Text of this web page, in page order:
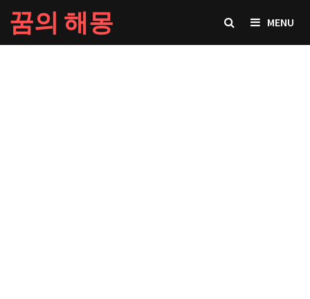
Skip
to
content
꿈의 해몽 MENU